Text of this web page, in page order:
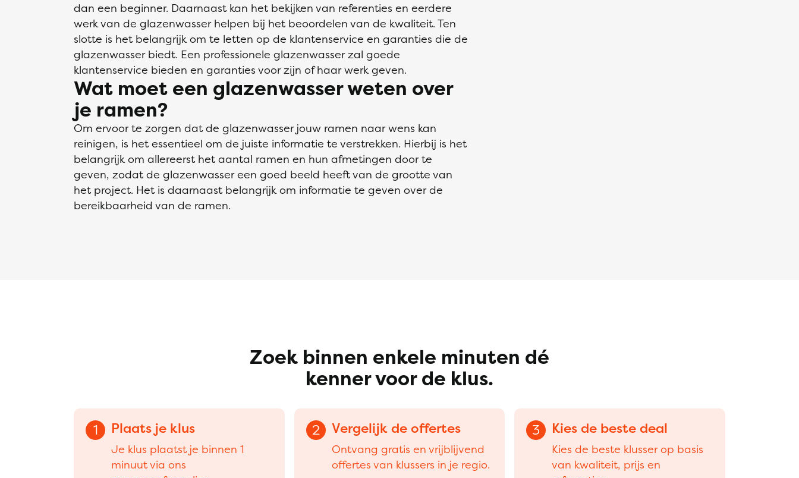
dan een beginner. Daarnaast kan het bekijken van referenties en eerdere
werk van de glazenwasser helpen bij het beoordelen van de kwaliteit. Ten
slotte is het belangrijk om te letten op de klantenservice en garanties die de
glazenwasser biedt. Een professionele glazenwasser zal goede
klantenservice bieden en garanties voor zijn of haar werk geven.
Wat moet een glazenwasser weten over
je ramen?
Om ervoor te zorgen dat de glazenwasser jouw ramen naar wens kan
reinigen, is het essentieel om de juiste informatie te verstrekken. Hierbij is het
belangrijk om allereerst het aantal ramen en hun afmetingen door te
geven, zodat de glazenwasser een goed beeld heeft van de grootte van
het project. Het is daarnaast belangrijk om informatie te geven over de
bereikbaarheid van de ramen.
Zoek binnen enkele minuten dé
kenner voor de klus.
1 Plaats je klus
Je klus plaatst je binnen 1
minuut via ons
2 Vergelijk de offertes
Ontvang gratis en vrijblijvend
offertes van klussers in je regio.
3 Kies de beste deal
Kies de beste klusser op basis
van kwaliteit, prijs en